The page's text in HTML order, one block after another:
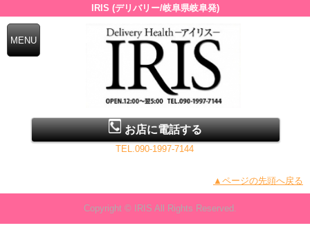
IRIS (デリバリー/岐阜県岐阜発)
お店に電話する
TEL.090-1997-7144
▲ページの先頭へ戻る
Copyright © IRIS All Rights Reserved.